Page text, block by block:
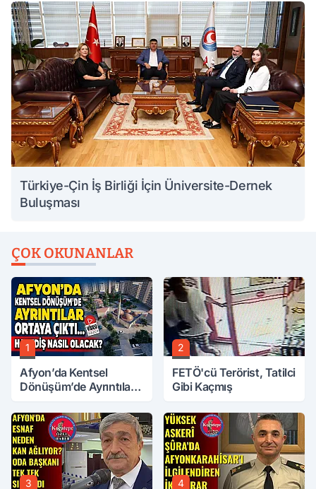
Türkiye-Çin İş Birliği İçin Üniversite-Dernek
Buluşması
ÇOK OKUNANLAR
1
Afyon’da Kentsel
Dönüşüm’de Ayrıntılar
Nasıl Olacak?
2
FETÖ'cü Terörist, Tatilci
Gibi Kaçmış
3 4